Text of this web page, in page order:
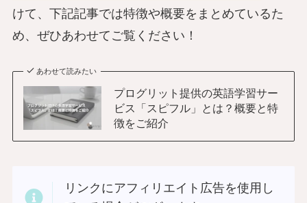
けて、下記記事では特徴や概要をまとめているた
め、ぜひあわせてご覧ください！
あわせて読みたい
プログリット提供の英語学習サー
ビス「スピフル」とは？概要と特
徴をご紹介
リンクにアフィリエイト広告を使用し